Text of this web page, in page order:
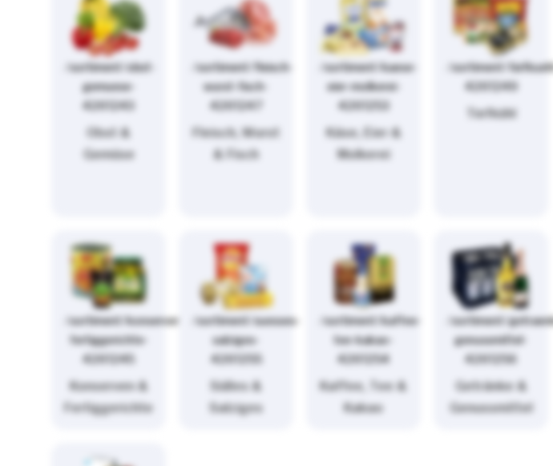
/sortiment/obst-
gemuese-
4261243
Obst &
Gemüse
/sortiment/fleisch-
wurst-fisch-
4261247
Fleisch, Wurst
& Fisch
/sortiment/kaese-
eier-molkerei-
4261253
Käse, Eier &
Molkerei
/sortiment/
4261249
Tiefkühl
/sortiment/konserven-
fertiggerichte-
4261245
Konserven &
Fertiggerichte
/sortiment/suesses-
salziges-
4261255
Süßes &
Salziges
/sortiment/kaffee-
tee-kakao-
4261254
Kaffee, Tee &
Kakao
/sortiment/
genussmittel-
4261256
Getränke &
Genussmittel